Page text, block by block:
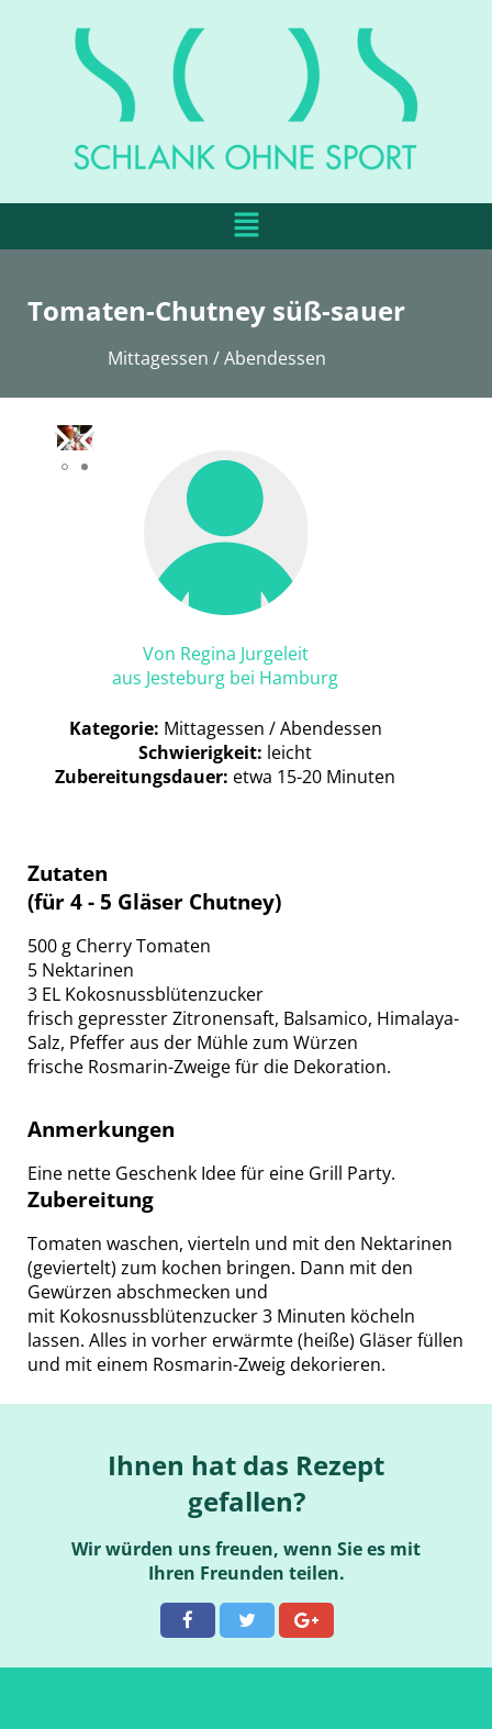
Tomaten-Chutney süß-sauer
Mittagessen / Abendessen
Von Regina Jurgeleit
aus Jesteburg bei Hamburg
Kategorie: Mittagessen / Abendessen
Schwierigkeit: leicht
Zubereitungsdauer: etwa 15-20 Minuten
Zutaten
(für 4 - 5 Gläser Chutney)
500 g Cherry Tomaten
5 Nektarinen
3 EL Kokosnussblütenzucker
frisch gepresster Zitronensaft, Balsamico, Himalaya-
Salz, Pfeffer aus der Mühle zum Würzen
frische Rosmarin-Zweige für die Dekoration.
Anmerkungen
Eine nette Geschenk Idee für eine Grill Party.
Zubereitung
Tomaten waschen, vierteln und mit den Nektarinen
(geviertelt) zum kochen bringen. Dann mit den
Gewürzen abschmecken und
mit Kokosnussblütenzucker 3 Minuten köcheln
lassen. Alles in vorher erwärmte (heiße) Gläser füllen
und mit einem Rosmarin-Zweig dekorieren.
Ihnen hat das Rezept
gefallen?
Wir würden uns freuen, wenn Sie es mit
Ihren Freunden teilen.